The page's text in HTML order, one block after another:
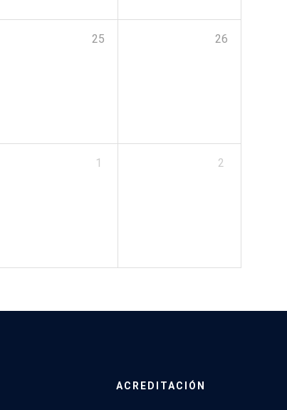
25 26
1 2
ACREDITACIÓN